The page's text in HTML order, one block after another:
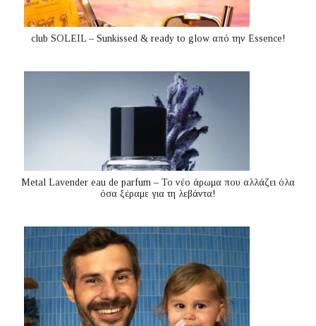
club SOLEIL – Sunkissed & ready to glow από την Essence!
Metal Lavender eau de parfum – Το νέο άρωμα που αλλάζει όλα
όσα ξέραμε για τη λεβάντα!